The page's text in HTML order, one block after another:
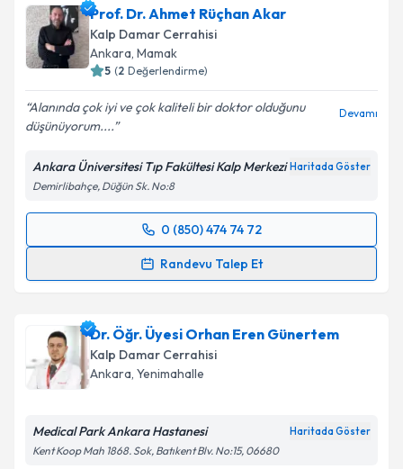
Prof. Dr. Ahmet Rüçhan Akar
Kalp Damar Cerrahisi
Ankara, Mamak
5 (2 Değerlendirme)
Alanında çok iyi ve çok kaliteli bir doktor olduğunu
düşünüyorum....
Devamı
Ankara Üniversitesi Tıp Fakültesi Kalp Merkezi Haritada Göster
Demirlibahçe, Düğün Sk. No:8
0 (850) 474 74 72
Randevu Talep Et
Randevu Takvimi Talebi
için bir takvim hazırlandığında e-posta ile
bilgilendireceğiz.
E-posta Adresiniz
Dr. Öğr. Üyesi Orhan Eren Günertem
Kalp Damar Cerrahisi
Ankara, Yenimahalle
Medical Park Ankara Hastanesi Haritada Göster
Kent Koop Mah 1868. Sok, Batıkent Blv. No:15, 06680